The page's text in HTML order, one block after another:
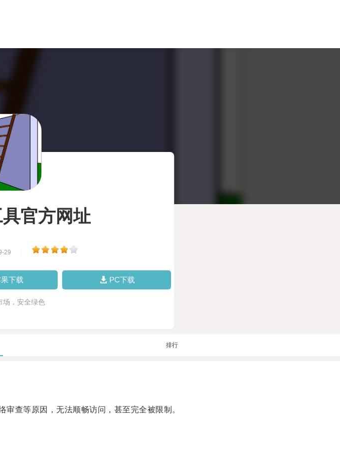
官方网址
29
下载 PC下载
场，安全绿色
排行
查等原因，无法顺畅访问，甚至完全被限制。